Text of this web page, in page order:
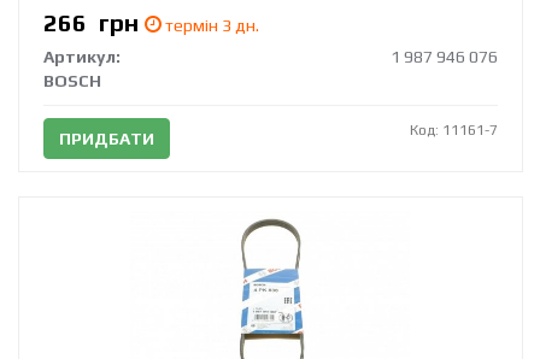
266 грн
термін 3 дн.
Артикул:
1 987 946 076
BOSCH
ПРИДБАТИ Код: 11161-7